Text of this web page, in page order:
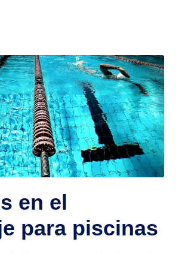
en el
para piscinas